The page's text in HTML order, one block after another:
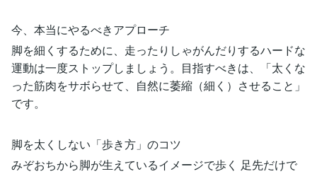
今、本当にやるべきアプローチ
脚を細くするために、走ったりしゃがんだりするハードな
運動は一度ストップしましょう。目指すべきは、「太くな
った筋肉をサボらせて、自然に萎縮（細く）させること」
です。
脚を太くしない「歩き方」のコツ
みぞおちから脚が生えているイメージで歩く 足先だけで